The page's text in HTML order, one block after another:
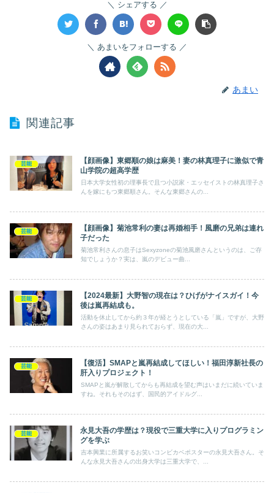
シェアする
あまいをフォローする
あまい
関連記事
芸能
【顔画像】東郷順の娘は麻美！妻の林真理子に激似で青
山学院の超高学歴
日本大学女性初の理事長で且つ小説家・エッセイストの林真理子さ
んを嫁にもつ東郷順さん。そんな東郷さんの...
芸能
【顔画像】菊池常利の妻は再婚相手！風磨の兄弟は連れ
子だった
菊池常利さんの息子はSexyzoneの菊池風磨さんというのは、ご存
知でしょうか？実は、嵐のデビュー曲...
芸能
【2024最新】大野智の現在は？ひげがナイスガイ！今
後は嵐再結成も。
活動を休止してから約３年が経とうとしている「嵐」ですが、大野
さんの姿はあまり見られておらず、現在の大...
芸能
【復活】SMAPと嵐再結成してほしい！福田淳新社長の
肝入りプロジェクト！
SMAPと嵐が解散してからも再結成を望む声はいまだに続いていま
すね。それもそのはず、国民的アイドルグ...
芸能
永見大吾の学歴は？現役で三重大学に入りプログラミン
グを学ぶ
吉本興業に所属するお笑いコンビカベポスターの永見大吾さん。そ
んな永見大吾さんの出身大学は三重大学で、...